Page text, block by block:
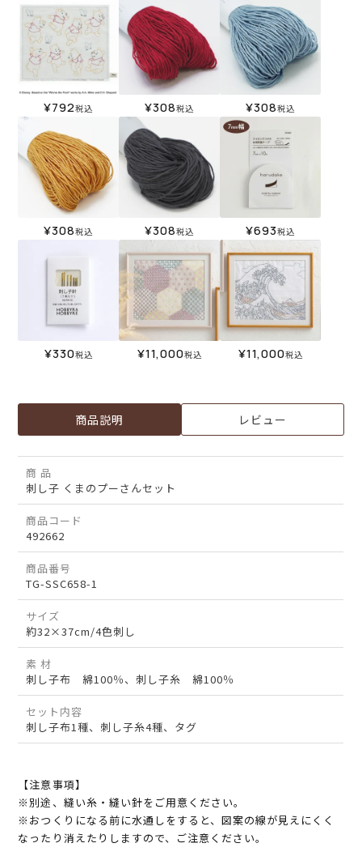
¥792税込 ¥308税込 ¥308税込
¥308税込 ¥308税込 ¥693税込
¥330税込 ¥11,000税込 ¥11,000税込
商品説明 レビュー
商 品
刺し子 くまのプーさんセット
商品コード
492662
商品番号
TG-SSC658-1
サイズ
約32×37cm/4色刺し
素 材
刺し子布 綿100％、刺し子糸 綿100％
セット内容
刺し子布1種、刺し子糸4種、タグ
【注意事項】
※別途、縫い糸・縫い針をご用意ください。
※おつくりになる前に水通しをすると、図案の線が見えにくく
なったり消えたりしますので、ご注意ください。